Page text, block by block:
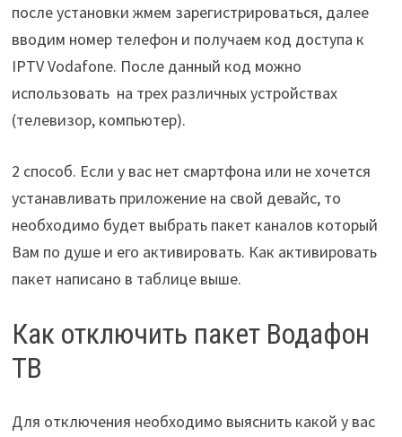
после установки жмем зарегистрироваться, далее
вводим номер телефон и получаем код доступа к
IPTV Vodafone. После данный код можно
использовать на трех различных устройствах
(телевизор, компьютер).
2 способ. Если у вас нет смартфона или не хочется
устанавливать приложение на свой девайс, то
необходимо будет выбрать пакет каналов который
Вам по душе и его активировать. Как активировать
пакет написано в таблице выше.
Как отключить пакет Водафон
ТВ
Для отключения необходимо выяснить какой у вас